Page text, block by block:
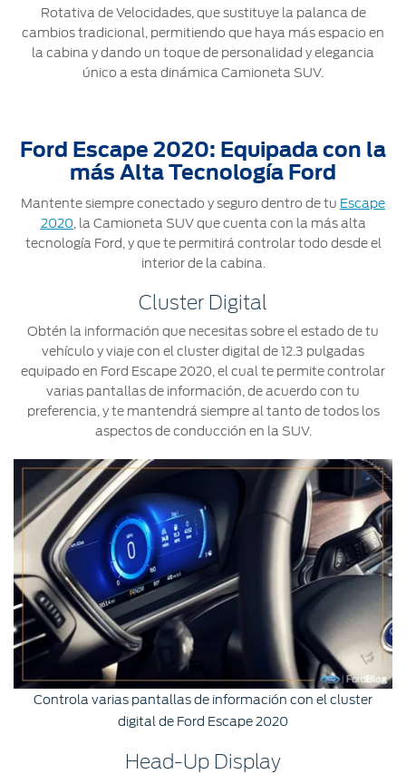
Rotativa de Velocidades, que sustituye la palanca de
cambios tradicional, permitiendo que haya más espacio en
la cabina y dando un toque de personalidad y elegancia
único a esta dinámica Camioneta SUV.
Ford Escape 2020: Equipada con la
más Alta Tecnología Ford
Mantente siempre conectado y seguro dentro de tu Escape
2020 , la Camioneta SUV que cuenta con la más alta
tecnología Ford, y que te permitirá controlar todo desde el
interior de la cabina.
Cluster Digital
Obtén la información que necesitas sobre el estado de tu
vehículo y viaje con el cluster digital de 12.3 pulgadas
equipado en Ford Escape 2020, el cual te permite controlar
varias pantallas de información, de acuerdo con tu
preferencia, y te mantendrá siempre al tanto de todos los
aspectos de conducción en la SUV.
Controla varias pantallas de información con el cluster
digital de Ford Escape 2020
Head-Up Display